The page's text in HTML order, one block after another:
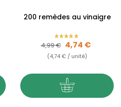
200 remèdes au vinaigre
Prix de base
4,99 € Prix
4,74 €
(4,74 € / unité)